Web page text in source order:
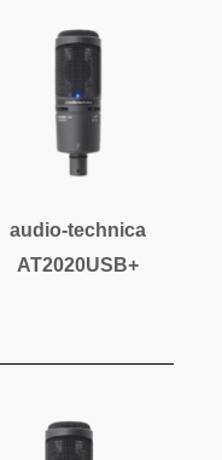
audio-technica
AT2020USB+